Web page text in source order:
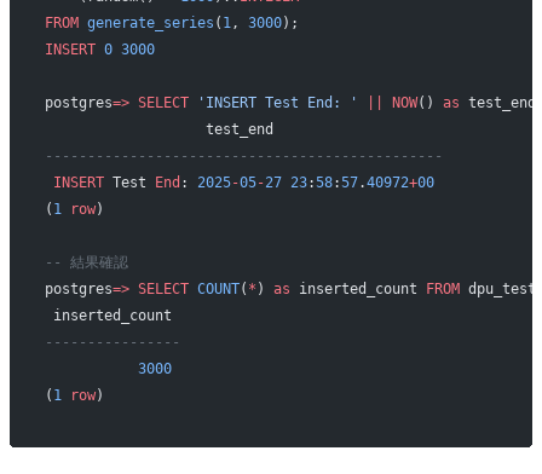
FROM generate_series ( 1, 3000);
INSERT 0 3000
postgres=> SELECT 'INSERT Test End: ' NOW() as
                   test_end
-----------------------------------------------
INSERT Test End : 2025-05-27 23:58:57.40972+00
( 1 row)
-- 結果確認
postgres=> SELECT COUNT( * ) as inserted_count FROM
inserted_count
----------------
           3000
( 1 row)